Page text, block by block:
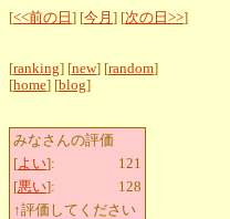
[<<前の日 ] [今月 ] [次の日>>]
[ranking] [new] [random]
[home] [blog]
みなさんの評価
[よい]:
121
[悪い]:
128
↑評価してください